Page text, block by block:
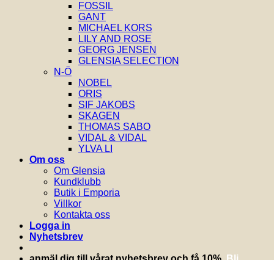
FOSSIL
GANT
MICHAEL KORS
LILY AND ROSE
GEORG JENSEN
GLENSIA SELECTION
N-Ö
NOBEL
ORIS
SIF JAKOBS
SKAGEN
THOMAS SABO
VIDAL & VIDAL
YLVA LI
Om oss
Om Glensia
Kundklubb
Butik i Emporia
Villkor
Kontakta oss
Logga in
Nyhetsbrev